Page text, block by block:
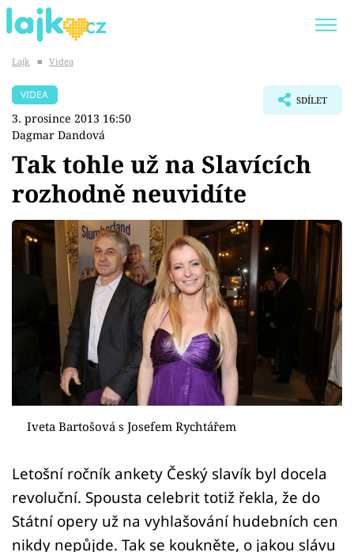
SHOPAHOLICADEL
Témata
Showbyznys
Youtubeři
Virály
Sex a vztahy
Videa
Sledujte prima+
Přihlášení
Sledujte nás
Lajk ■ Videa
VIDEA
3. prosince 2013 16:50
Dagmar Dandová
SDÍLET
Tak tohle už na Slavících
rozhodně neuvidíte
Iveta Bartošová s Josefem Rychtářem
Letošní ročník ankety Český slavík byl docela
revoluční. Spousta celebrit totiž řekla, že do
Státní opery už na vyhlašování hudebních cen
nikdy nepůjde. Tak se koukněte, o jakou slávu